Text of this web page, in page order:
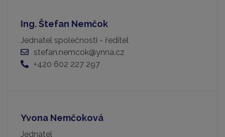
Ing. Štefan Nemčok
Jednatel společnosti - ředitel
stefan.nemcok@ynna.cz
+420 602 227 297
Yvona Nemčoková
Jednatel